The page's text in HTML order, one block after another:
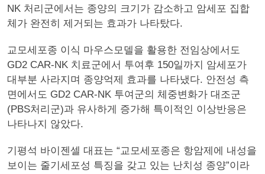
NK 처리군에서는 종양의 크기가 감소하고 암세포 집합
체가 완전히 제거되는 효과가 나타탔다.
교모세포종 이식 마우스모델을 활용한 전임상에서도
GD2 CAR-NK 치료군에서 투여후 150일까지 암세포가
대부분 사라지며 종양억제 효과를 나타냈다. 안전성 측
면에서도 GD2 CAR-NK 투여군의 체중변화가 대조군
(PBS처리군)과 유사하게 증가해 특이적인 이상반응은
나타나지 않았다.
기평석 바이젠셀 대표는 “교모세포종은 항암제에 내성을
보이는 줄기세포성 특징을 갖고 있는 난치성 종양”이라